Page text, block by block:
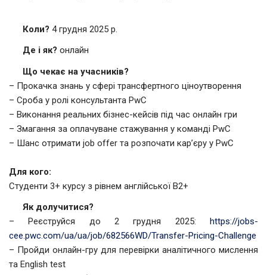
Коли? 4 грудня 2025 р.
Де і як? онлайн
Що чекає на учасників?
– Прокачка знань у сфері трансфертного ціноутворення
– Сроба у ролі консультанта PwC
– Виконання реальних бізнес-кейсів під час онлайн гри
– Змагання за оплачуване стажування у команді PwC
– Шанс отримати job offer та розпочати кар’єру у PwC
Для кого:
Студенти 3+ курсу з рівнем англійської B2+
Як долучитися?
– Реєструйся до 2 грудня 2025: https://jobs-
cee.pwc.com/ua/ua/job/682566WD/Transfer-Pricing-Challenge
– Пройди онлайн-гру для перевірки аналітичного мислення
та English test